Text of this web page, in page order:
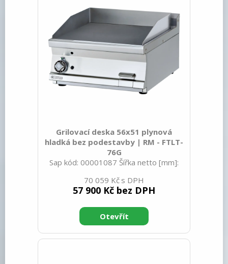
Nerez Kontrolky: chodu a nah
Grilovací deska 56x51 plynová
hladká bez podestavby | RM - FTLT-
76G
Sap kód: 00001087 Šířka netto [mm]:
netto [mm]: 280 Hmotnost netto [kg]:
59.00 Šířka brutto [mm]: 630 Hloubka
540 Hmotnost brutto [kg]: 68.00 Typ
spotřebiče: Plynové zařízení Konstruční
typ zařízení: Stolní Výkon plynový [kW]:
70 059 Kč
57 900 Kč bez DPH